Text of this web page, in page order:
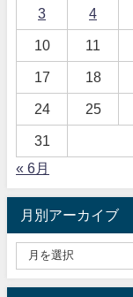
3 4
10 11
17 18
24 25
31
« 6月
月別アーカイブ